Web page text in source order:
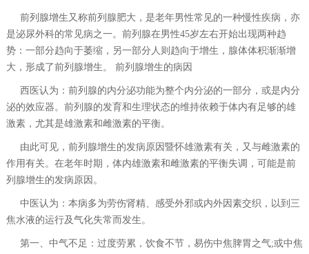
前列腺增生又称前列腺肥大，是老年男性常见的一种慢性疾病，亦
是泌尿外科的常见病之一。前列腺在男性45岁左右开始出现两种趋
势：一部分趋向于萎缩，另一部分人则趋向于增生，腺体体积渐渐增
大，形成了前列腺增生。 前列腺增生的病因
西医认为：前列腺的内分泌功能为整个内分泌的一部分，或是内分
泌的效应器。前列腺的发育和生理状态的维持依赖于体内有足够的雄
激素，尤其是雄激素和雌激素的平衡。
由此可见，前列腺增生的发病原因暨怀雄激素有关，又与雌激素的
作用有关。在老年时期，体内雄激素和雌激素的平衡失调，可能是前
列腺增生的发病原因。
中医认为：本病多为劳伤肾精、感受外邪或内外因素交织，以到三
焦水液的运行及气化失常而发生。
第一、中气不足：过度劳累，饮食不节，易伤中焦脾胃之气;或中焦